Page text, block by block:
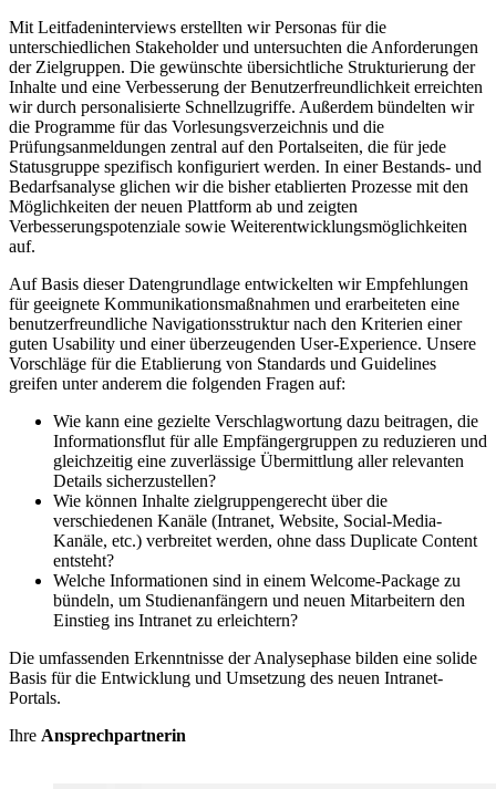
Mit Leitfadeninterviews erstellten wir Personas für die
unterschiedlichen Stakeholder und untersuchten die Anforderungen
der Zielgruppen. Die gewünschte übersichtliche Strukturierung der
Inhalte und eine Verbesserung der Benutzerfreundlichkeit erreichten
wir durch personalisierte Schnellzugriffe. Außerdem bündelten wir
die Programme für das Vorlesungsverzeichnis und die
Prüfungsanmeldungen zentral auf den Portalseiten, die für jede
Statusgruppe spezifisch konfiguriert werden. In einer Bestands- und
Bedarfsanalyse glichen wir die bisher etablierten Prozesse mit den
Möglichkeiten der neuen Plattform ab und zeigten
Verbesserungspotenziale sowie Weiterentwicklungsmöglichkeiten
auf.
Auf Basis dieser Datengrundlage entwickelten wir Empfehlungen
für geeignete Kommunikationsmaßnahmen und erarbeiteten eine
benutzerfreundliche Navigationsstruktur nach den Kriterien einer
guten Usability und einer überzeugenden User-Experience. Unsere
Vorschläge für die Etablierung von Standards und Guidelines
greifen unter anderem die folgenden Fragen auf:
Wie kann eine gezielte Verschlagwortung dazu beitragen, die
Informationsflut für alle Empfängergruppen zu reduzieren und
gleichzeitig eine zuverlässige Übermittlung aller relevanten
Details sicherzustellen?
Wie können Inhalte zielgruppengerecht über die
verschiedenen Kanäle (Intranet, Website, Social-Media-
Kanäle, etc.) verbreitet werden, ohne dass Duplicate Content
entsteht?
Welche Informationen sind in einem Welcome-Package zu
bündeln, um Studienanfängern und neuen Mitarbeitern den
Einstieg ins Intranet zu erleichtern?
Die umfassenden Erkenntnisse der Analysephase bilden eine solide
Basis für die Entwicklung und Umsetzung des neuen Intranet-
Portals.
Ihre Ansprechpartnerin